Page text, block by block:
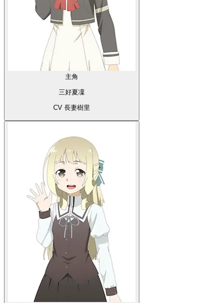
主角
三好夏凜
CV 長妻樹里